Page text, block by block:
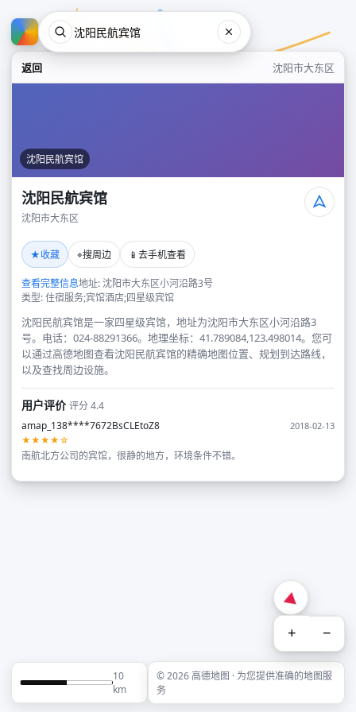
返回 沈阳市大东区
沈阳民航宾馆
沈阳民航宾馆
沈阳市大东区
★收藏 ⌖搜周边 📱 去手机查看
查看完整信息地址: 沈阳市大东区小河沿路3号
类型: 住宿服务;宾馆酒店;四星级宾馆
沈阳民航宾馆是一家四星级宾馆，地址为沈阳市大东区小河沿路3
号。电话：024-88291366。地理坐标：41.789084,123.498014。您可
以通过高德地图查看沈阳民航宾馆的精确地图位置、规划到达路线，
以及查找周边设施。
用户评价评分 4.4
amap_138****7672BsCLEtoZ8
2018-02-13
★★★★☆
南航北方公司的宾馆，很静的地方，环境条件不错。
+ −
10
km
© 2026 高德地图 · 为您提供准确的地图服
务